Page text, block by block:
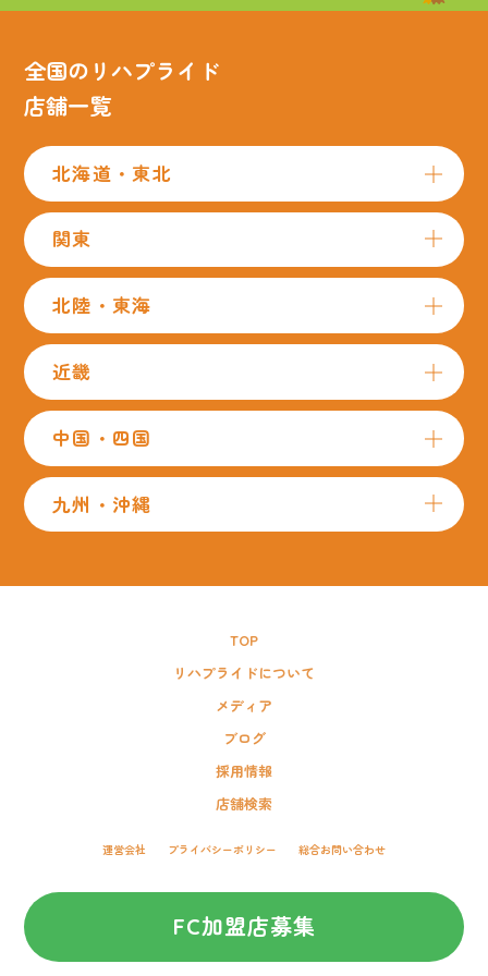
全国のリハプライド
店舗一覧
北海道・東北
関東
北陸・東海
近畿
中国・四国
九州・沖縄
TOP
リハプライドについて
メディア
ブログ
採用情報
店舗検索
運営会社 プライバシーポリシー 総合お問い合わせ
FC加盟店募集